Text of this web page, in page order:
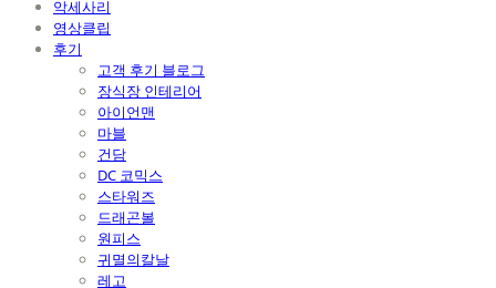
악세사리
영상클립
후기
고객 후기 블로그
장식장 인테리어
아이언맨
마블
건담
DC 코믹스
스타워즈
드래곤볼
원피스
귀멸의칼날
레고